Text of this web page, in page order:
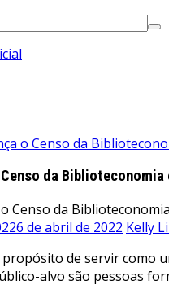
o Censo da
Censo da
6 de abril de 2022 Kelly
propósito de servir como
alvo são pessoas